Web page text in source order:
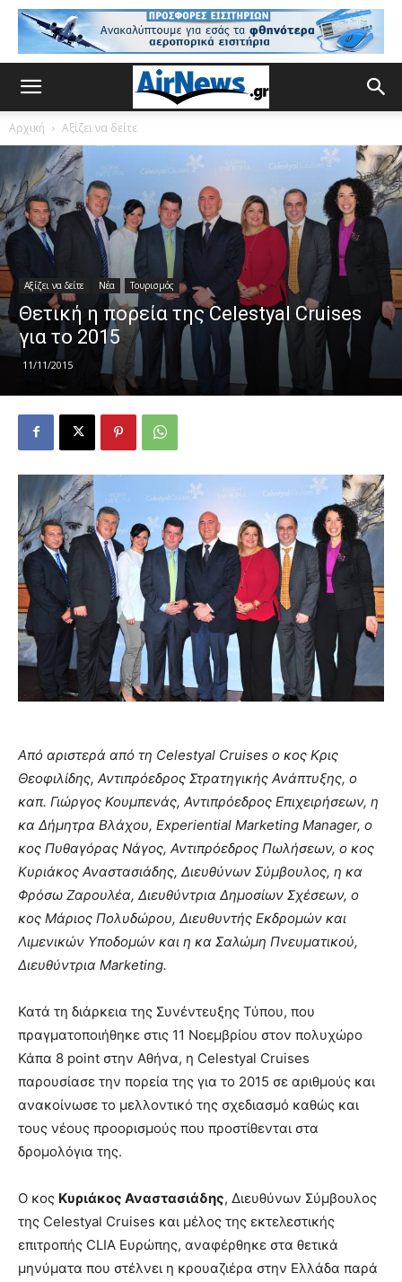
Αρχική Αξίζει να δείτε
Αξίζει να δείτε Νέα Τουρισμός
Θετική η πορεία της Celestyal Cruises
για το 2015
11/11/2015
Από αριστερά από τη Celestyal Cruises ο κος Κρις
Θεοφιλίδης, Αντιπρόεδρος Στρατηγικής Ανάπτυξης, ο
καπ. Γιώργος Κουμπενάς, Αντιπρόεδρος Επιχειρήσεων, η
κα Δήμητρα Βλάχου, Experiential Marketing Manager, ο
κος Πυθαγόρας Νάγος, Αντιπρόεδρος Πωλήσεων, ο κος
Κυριάκος Αναστασιάδης, Διευθύνων Σύμβουλος, η κα
Φρόσω Ζαρουλέα, Διευθύντρια Δημοσίων Σχέσεων, ο
κος Μάριος Πολυδώρου, Διευθυντής Εκδρομών και
Λιμενικών Υποδομών και η κα Σαλώμη Πνευματικού,
Διευθύντρια Marketing.
Κατά τη διάρκεια της Συνέντευξης Τύπου, που
πραγματοποιήθηκε στις 11 Νοεμβρίου στον πολυχώρο
Κάπα 8 point στην Αθήνα, η Celestyal Cruises
παρουσίασε την πορεία της για το 2015 σε αριθμούς και
ανακοίνωσε το μελλοντικό της σχεδιασμό καθώς και
τους νέους προορισμούς που προστίθενται στα
δρομολόγια της.
Ο κος Κυριάκος Αναστασιάδης, Διευθύνων Σύμβουλος
της Celestyal Cruises και μέλος της εκτελεστικής
επιτροπής CLIA Ευρώπης, αναφέρθηκε στα θετικά
μηνύματα που στέλνει η κρουαζιέρα στην Ελλάδα παρά